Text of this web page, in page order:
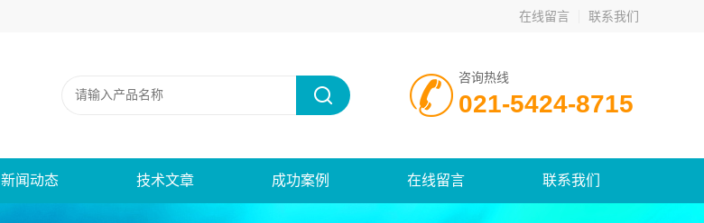
在线留言 联系我们
咨询热线
021-5424-8715
新闻动态 技术文章 成功案例 在线留言 联系我们